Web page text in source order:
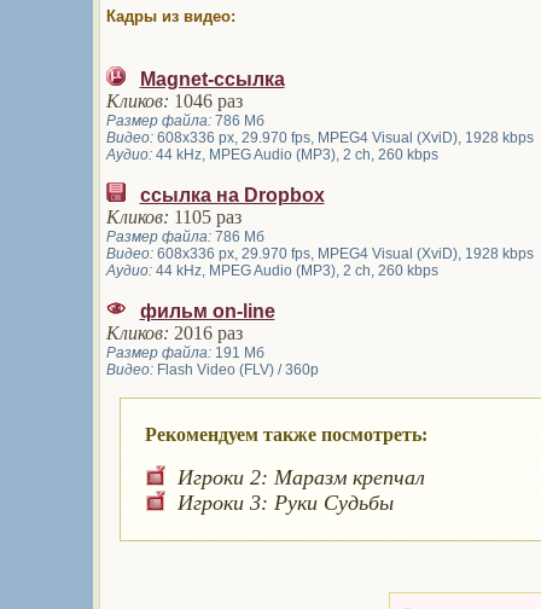
Кадры из видео:
Magnet-ссылка
Кликов: 1046 раз
Размер файла:786 Мб
Видео:608x336 px, 29.970 fps, MPEG4 Visual (XviD), 1928 kbps
Аудио:44 kHz, MPEG Audio (MP3), 2 ch, 260 kbps
ссылка на Dropbox
Кликов: 1105 раз
Размер файла:786 Мб
Видео:608x336 px, 29.970 fps, MPEG4 Visual (XviD), 1928 kbps
Аудио:44 kHz, MPEG Audio (MP3), 2 ch, 260 kbps
фильм on-line
Кликов: 2016 раз
Размер файла:191 Мб
Видео:Flash Video (FLV) / 360p
Рекомендуем также посмотреть:
Игроки 2: Маразм крепчал
Игроки 3: Руки Судьбы